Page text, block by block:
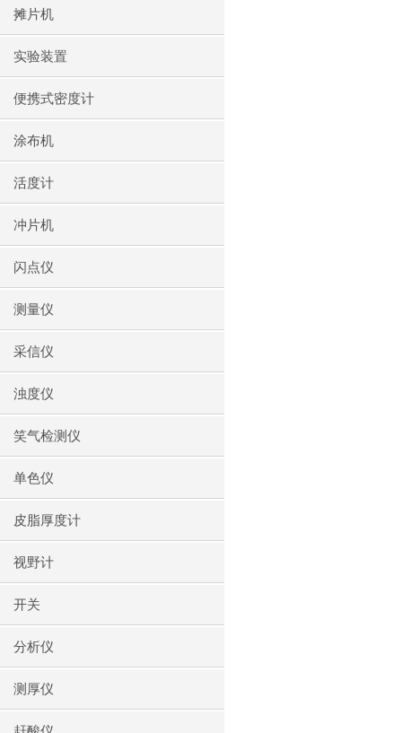
摊片机
实验装置
便携式密度计
涂布机
活度计
冲片机
闪点仪
测量仪
采信仪
浊度仪
笑气检测仪
单色仪
皮脂厚度计
视野计
开关
分析仪
测厚仪